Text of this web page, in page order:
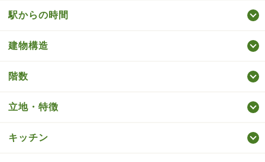
駅からの時間
建物構造
階数
立地・特徴
キッチン